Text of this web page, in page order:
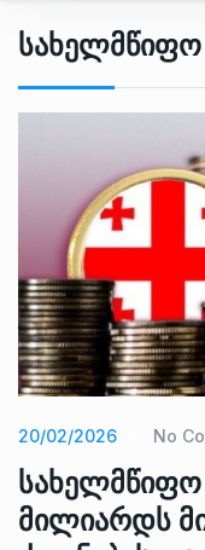
20/02/2026 No
მილიარდს